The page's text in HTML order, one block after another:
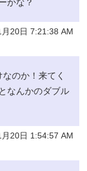
かな？
20日 7:21:38 AM
のか！来てく
なんかのダブル
月20日 1:54:57 AM